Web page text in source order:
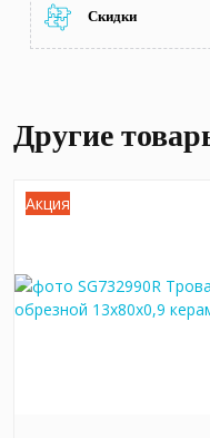
Скидки
Другие
Акция